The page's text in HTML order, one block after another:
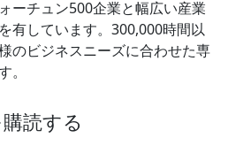
ーチュン500企業と幅広い産業
有しています。300,000時間以
のビジネスニーズに合わせた専
。
読する